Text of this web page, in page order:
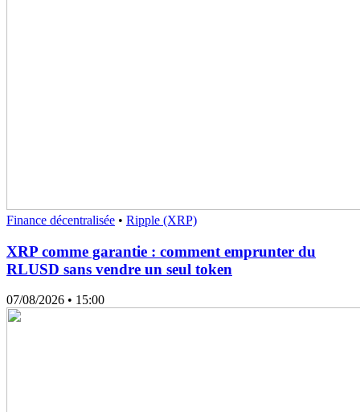
Finance décentralisée • Ripple (XRP)
XRP comme garantie : comment emprunter du
RLUSD sans vendre un seul token
07/08/2026 • 15:00